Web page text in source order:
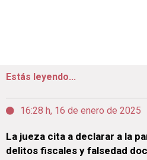
Estás leyendo...
16:28 h, 16 de enero de 2025
La jueza cita a declarar a la
delitos fiscales y falsedad